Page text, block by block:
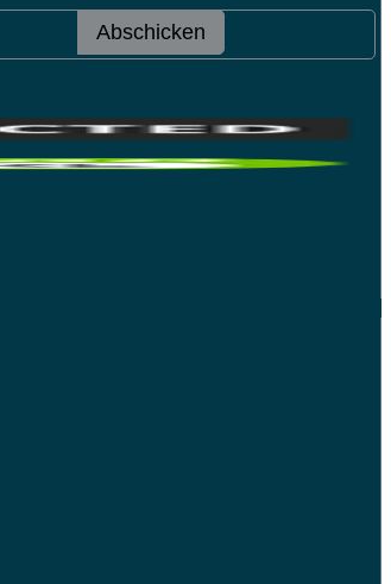
Abschicken